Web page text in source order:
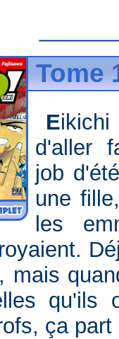
Tome
Eikichi et Ryuji ont décidés
d'aller
job
une
les
mais
qu'ils
ça